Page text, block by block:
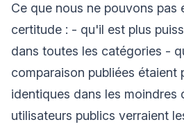
Ce que nous ne pouvons pas
certitude : - qu'il est plus
dans toutes les catégories -
comparaison publiées étaient
identiques dans les moindres
utilisateurs publics verraient